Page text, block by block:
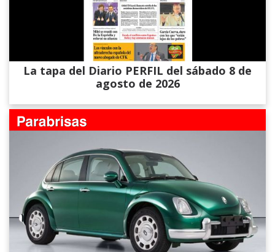
La tapa del Diario PERFIL del sábado 8 de
agosto de 2026